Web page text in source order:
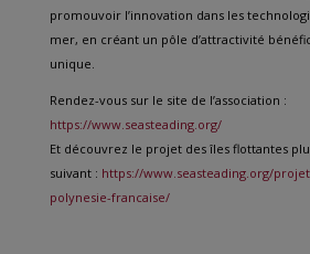
promouvoir l’innovation dans les
mer, en créant un pôle d’attractivité
unique.
Rendez-vous sur le site de l’association :
https://www.seasteading.org/
Et découvrez le projet des îles flottantes
suivant : https://www.seasteading.org/
polynesie-francaise/